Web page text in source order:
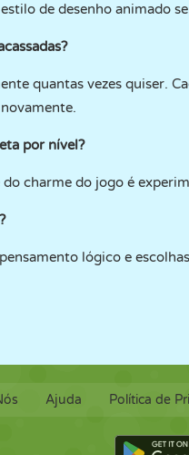
de desenho animado
quantas vezes quiser.
por nível?
charme do jogo é
lógico e
Ajuda Política de